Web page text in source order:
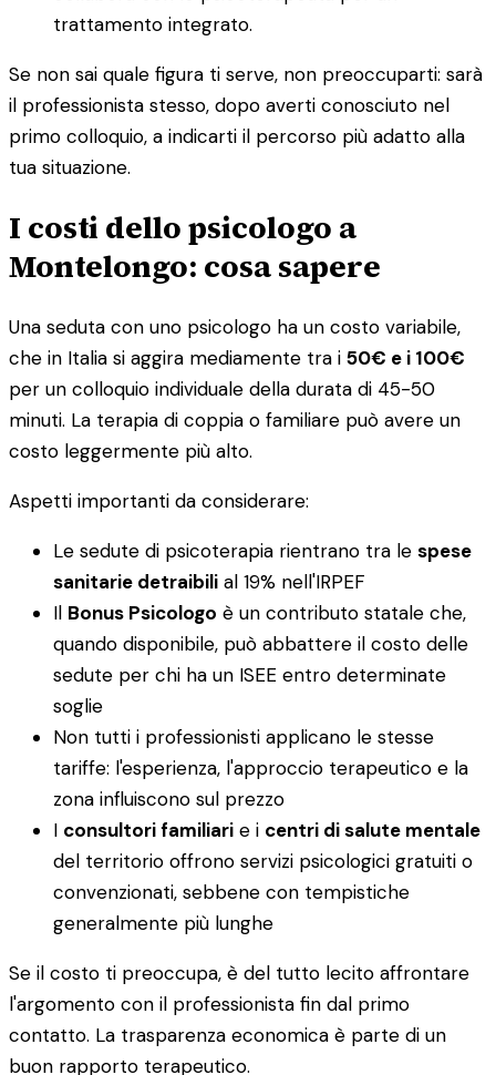
trattamento integrato.
Se non sai quale figura ti serve, non preoccuparti: sarà
il professionista stesso, dopo averti conosciuto nel
primo colloquio, a indicarti il percorso più adatto alla
tua situazione.
I costi dello psicologo a
Montelongo: cosa sapere
Una seduta con uno psicologo ha un costo variabile,
che in Italia si aggira mediamente tra i 50€ e i 100€
per un colloquio individuale della durata di 45-50
minuti. La terapia di coppia o familiare può avere un
costo leggermente più alto.
Aspetti importanti da considerare:
Le sedute di psicoterapia rientrano tra le spese
sanitarie detraibili al 19% nell'IRPEF
Il Bonus Psicologo è un contributo statale che,
quando disponibile, può abbattere il costo delle
sedute per chi ha un ISEE entro determinate
soglie
Non tutti i professionisti applicano le stesse
tariffe: l'esperienza, l'approccio terapeutico e la
zona influiscono sul prezzo
I consultori familiari e i centri di salute mentale
del territorio offrono servizi psicologici gratuiti o
convenzionati, sebbene con tempistiche
generalmente più lunghe
Se il costo ti preoccupa, è del tutto lecito affrontare
l'argomento con il professionista fin dal primo
contatto. La trasparenza economica è parte di un
buon rapporto terapeutico.